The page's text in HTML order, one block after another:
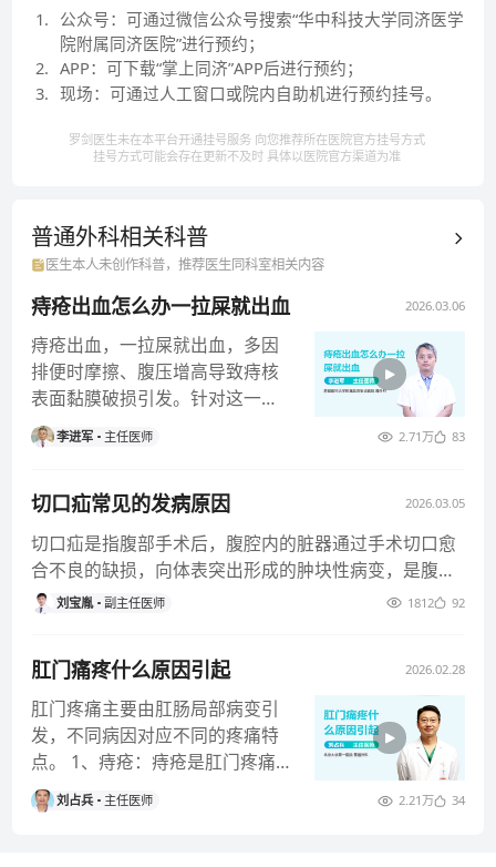
1. 公众号：可通过微信公众号搜索“华中科技大学同济医学
院附属同济医院”进行预约；
2. APP：可下载“掌上同济”APP后进行预约；
3. 现场：可通过人工窗口或院内自助机进行预约挂号。
罗剑医生未在本平台开通挂号服务 向您推荐所在医院官方挂号方式
挂号方式可能会存在更新不及时 具体以医院官方渠道为准
普通外科相关科普
医生本人未创作科普，推荐医生同科室相关内容
痔疮出血怎么办一拉屎就出血 2026.03.06
痔疮出血，一拉屎就出血，多因
排便时摩擦、腹压增高导致痔核
表面黏膜破损引发。针对这一症
状，可采取以下科学处理措施。
一、基
李进军 主任医师 2.71万 83
切口疝常见的发病原因 2026.03.05
切口疝是指腹部手术后，腹腔内的脏器通过手术切口愈
合不良的缺损，向体表突出形成的肿块性病变，是腹部
手术后常见的并发症之一。
刘宝胤 副主任医师 1812 92
肛门痛疼什么原因引起 2026.02.28
肛门疼痛主要由肛肠局部病变引
发，不同病因对应不同的疼痛特
点。 1、痔疮：痔疮是肛门疼痛
常见诱因，多因久坐、便秘、饮
食不健
刘占兵 主任医师 2.21万 34